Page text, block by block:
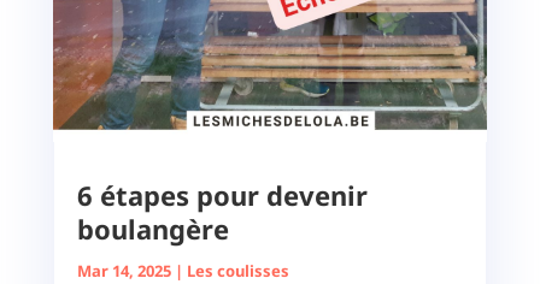
6 étapes pour devenir
boulangère
Mar 14, 2025| Les coulisses